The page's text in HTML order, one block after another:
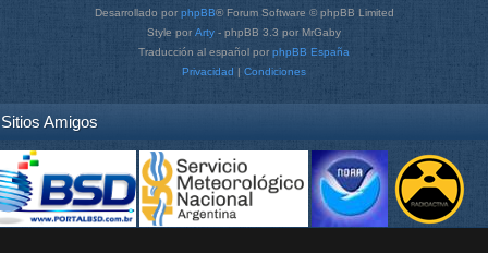
Desarrollado por phpBB® Forum Software © phpBB Limited
Style por Arty - phpBB 3.3 por MrGaby
Traducción al español por phpBB España
Privacidad | Condiciones
Sitios Amigos